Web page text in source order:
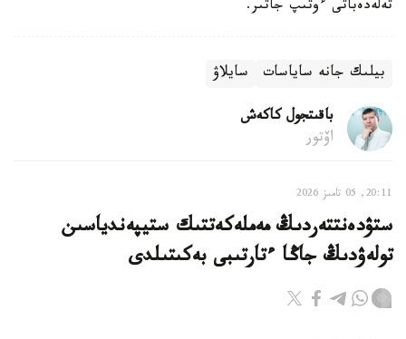
تەلەدەباتى ءوتىپ جاتىر.
بيلىك جانە ساياسات سايلاۋ
باقىتجول كاكەش
اۆتور
20:11, 05 تامىز 2026
ستۋدەنتتەردىڭ مەملەكەتتىك ستيپەندياسىن
تولەۋدىڭ جاڭا ءتارتىبى بەكىتىلدى